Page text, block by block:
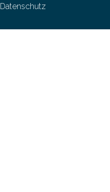
Datenschutz